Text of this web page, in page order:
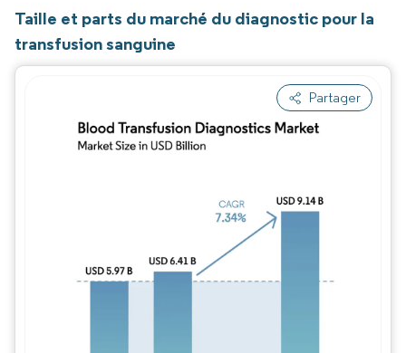
Taille et parts du marché du diagnostic pour la
transfusion sanguine
Partager